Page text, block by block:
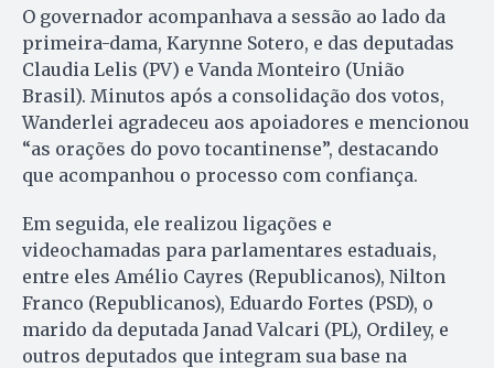
O governador acompanhava a sessão ao lado da
primeira-dama, Karynne Sotero, e das deputadas
Claudia Lelis (PV) e Vanda Monteiro (União
Brasil). Minutos após a consolidação dos votos,
Wanderlei agradeceu aos apoiadores e mencionou
“as orações do povo tocantinense”, destacando
que acompanhou o processo com confiança.
Em seguida, ele realizou ligações e
videochamadas para parlamentares estaduais,
entre eles Amélio Cayres (Republicanos), Nilton
Franco (Republicanos), Eduardo Fortes (PSD), o
marido da deputada Janad Valcari (PL), Ordiley, e
outros deputados que integram sua base na